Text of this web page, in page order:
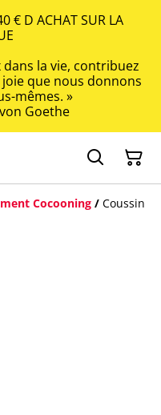
€ D ACHAT SUR LA
la vie, contribuez
que nous donnons
mêmes. »
Goethe
Cocooning / Coussin